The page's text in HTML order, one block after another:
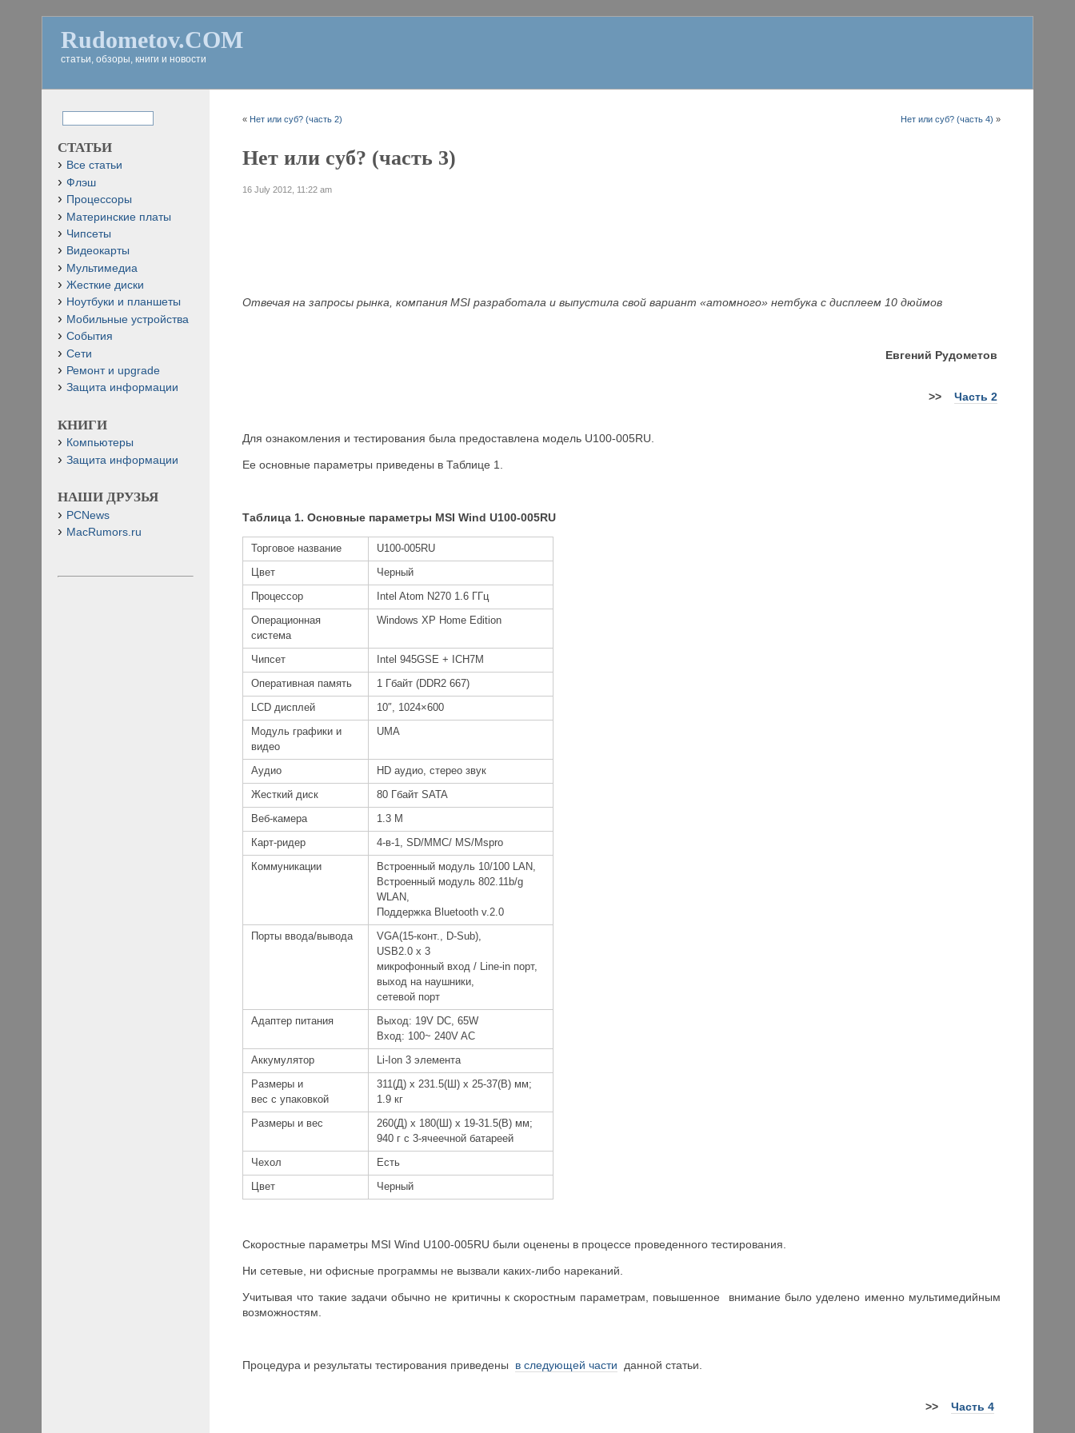
Rudometov.COM
статьи, обзоры, книги и новости
« Нет или суб? (часть 2) Нет или суб? (часть 4) »
Нет или суб? (часть 3)
16 July 2012, 11:22 am
Отвечая на запросы рынка, компания MSI разработала и выпустила свой вариант «атомного» нетбука с дисплеем 10 дюймов
Евгений Рудометов
>> Часть 2
Для ознакомления и тестирования была предоставлена модель U100-005RU.
Ее основные параметры приведены в Таблице 1.
Таблица 1. Основные параметры MSI Wind U100-005RU
Торговое название U100-005RU
Цвет Черный
Процессор Intel Atom N270 1.6 ГГц
Операционная
система
Windows XP Home Edition
Чипсет Intel 945GSE + ICH7M
Оперативная память 1 Гбайт (DDR2 667)
LCD дисплей 10″, 1024×600
Модуль графики и
видео
UMA
Аудио HD аудио, стерео звук
Жесткий диск 80 Гбайт SATA
Веб-камера 1.3 M
Карт-ридер 4-в-1, SD/MMC/ MS/Mspro
Коммуникации
Встроенный модуль 10/100 LAN,
Встроенный модуль 802.11b/g
WLAN,
Поддержка Bluetooth v.2.0
Порты ввода/вывода
VGA(15-конт., D-Sub),
USB2.0 х 3
микрофонный вход / Line-in порт,
выход на наушники,
сетевой порт
Адаптер питания
Выход: 19V DC, 65W
Вход: 100~ 240V AC
Аккумулятор Li-Ion 3 элемента
Размеры и
вес с упаковкой
311(Д) x 231.5(Ш) x 25-37(В) мм;
1.9 кг
Размеры и вес
260(Д) x 180(Ш) x 19-31.5(В) мм;
940 г с 3-ячеечной батареей
Чехол Есть
Цвет Черный
Скоростные параметры MSI Wind U100-005RU были оценены в процессе проведенного тестирования.
Ни сетевые, ни офисные программы не вызвали каких-либо нареканий.
Учитывая что такие задачи обычно не критичны к скоростным параметрам, повышенное внимание было уделено именно мультимедийным
возможностям.
Процедура и результаты тестирования приведены в следующей части данной статьи.
>> Часть 4
СТАТЬИ
Все статьи
Флэш
Процессоры
Материнские платы
Чипсеты
Видеокарты
Мультимедиа
Жесткие диски
Ноутбуки и планшеты
Мобильные устройства
События
Сети
Ремонт и upgrade
Защита информации
КНИГИ
Компьютеры
Защита информации
НАШИ ДРУЗЬЯ
PCNews
MacRumors.ru